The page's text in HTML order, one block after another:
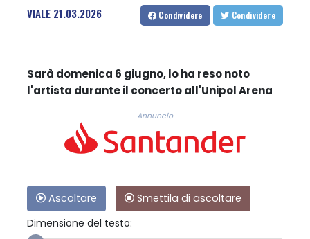
VIALE 21.03.2026 Condividere Condividere
Sarà domenica 6 giugno, lo ha reso noto
l'artista durante il concerto all'Unipol Arena
Annuncio
Ascoltare
Smettila di ascoltare
Dimensione del testo: